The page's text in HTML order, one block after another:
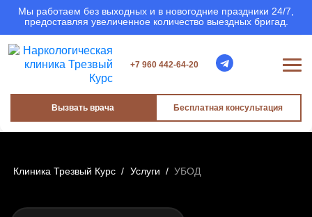
Мы работаем без выходных и в новогодние праздники 24/7,
предоставляя увеличенное количество выездных бригад.
+7 960 442-64-20
Вызвать врача Бесплатная консультация
Клиника Трезвый Курс / Услуги / УБОД